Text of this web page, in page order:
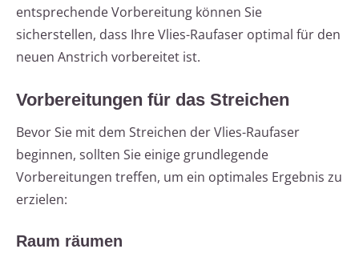
entsprechende Vorbereitung können Sie
sicherstellen, dass Ihre Vlies-Raufaser optimal für den
neuen Anstrich vorbereitet ist.
Vorbereitungen für das Streichen
Bevor Sie mit dem Streichen der Vlies-Raufaser
beginnen, sollten Sie einige grundlegende
Vorbereitungen treffen, um ein optimales Ergebnis zu
erzielen:
Raum räumen